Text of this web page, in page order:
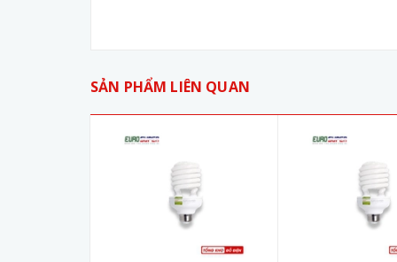
SẢN PHẨM LIÊN QUAN